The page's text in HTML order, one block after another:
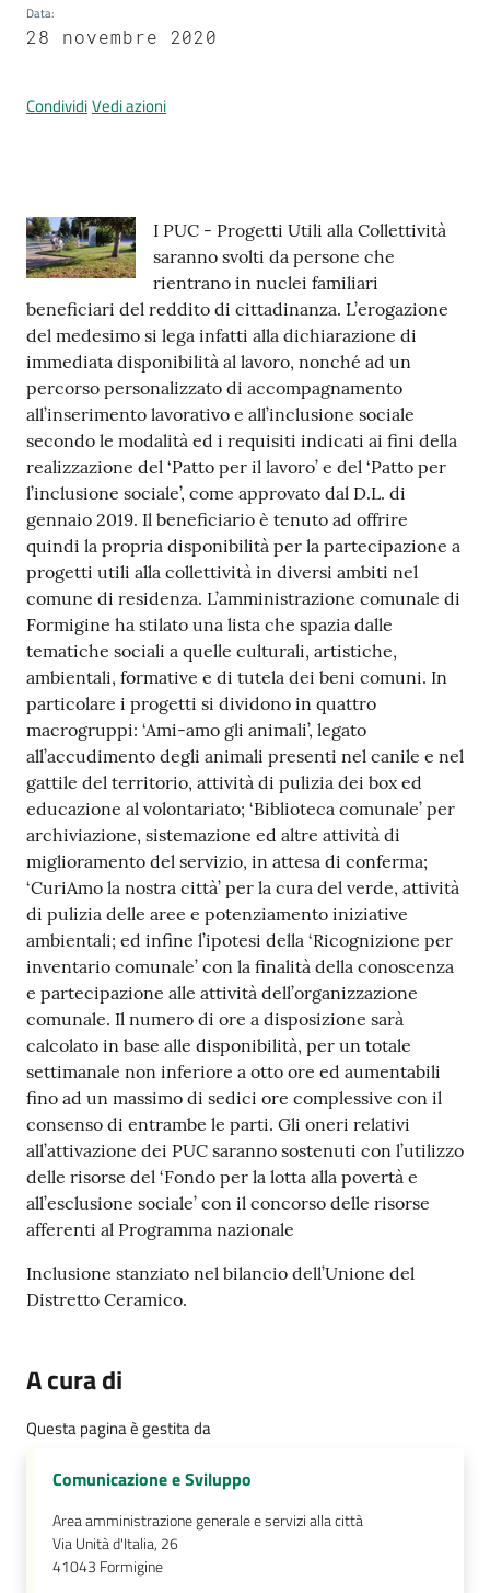
e
t
o
Seguici
su
Data:
28 novembre 2020
CondividiVedi azioni
Contenuto
I PUC - Progetti Utili alla Collettività
saranno svolti da persone che
rientrano in nuclei familiari
beneficiari del reddito di cittadinanza. L’erogazione
del medesimo si lega infatti alla dichiarazione di
immediata disponibilità al lavoro, nonché ad un
percorso personalizzato di accompagnamento
all’inserimento lavorativo e all’inclusione sociale
secondo le modalità ed i requisiti indicati ai fini della
realizzazione del ‘Patto per il lavoro’ e del ‘Patto per
l’inclusione sociale’, come approvato dal D.L. di
gennaio 2019. Il beneficiario è tenuto ad offrire
quindi la propria disponibilità per la partecipazione a
progetti utili alla collettività in diversi ambiti nel
comune di residenza. L’amministrazione comunale di
Formigine ha stilato una lista che spazia dalle
tematiche sociali a quelle culturali, artistiche,
ambientali, formative e di tutela dei beni comuni. In
particolare i progetti si dividono in quattro
macrogruppi: ‘Ami-amo gli animali’, legato
all’accudimento degli animali presenti nel canile e nel
gattile del territorio, attività di pulizia dei box ed
educazione al volontariato; ‘Biblioteca comunale’ per
archiviazione, sistemazione ed altre attività di
miglioramento del servizio, in attesa di conferma;
‘CuriAmo la nostra città’ per la cura del verde, attività
di pulizia delle aree e potenziamento iniziative
ambientali; ed infine l’ipotesi della ‘Ricognizione per
inventario comunale’ con la finalità della conoscenza
e partecipazione alle attività dell’organizzazione
comunale. Il numero di ore a disposizione sarà
calcolato in base alle disponibilità, per un totale
settimanale non inferiore a otto ore ed aumentabili
fino ad un massimo di sedici ore complessive con il
consenso di entrambe le parti. Gli oneri relativi
all’attivazione dei PUC saranno sostenuti con l’utilizzo
delle risorse del ‘Fondo per la lotta alla povertà e
all’esclusione sociale’ con il concorso delle risorse
afferenti al Programma nazionale
Inclusione stanziato nel bilancio dell’Unione del
Distretto Ceramico.
A cura di
Questa pagina è gestita da
Comunicazione e Sviluppo
Area amministrazione generale e servizi alla città
Via Unità d'Italia, 26
41043 Formigine